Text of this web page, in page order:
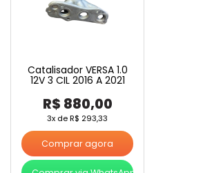
Catalisador VERSA 1.0
12V 3 CIL 2016 A 2021
R$ 880,00
3x deR$ 293,33
Comprar agora